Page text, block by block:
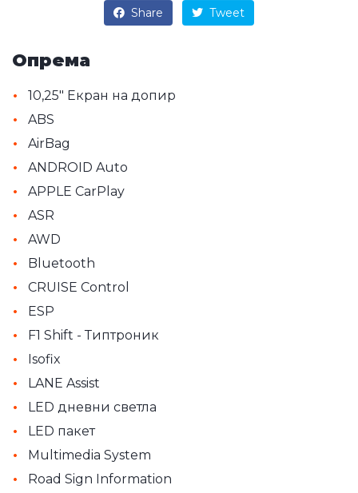
Share Tweet
Опрема
• 10,25" Екран на допир
• ABS
• AirBag
• ANDROID Auto
• APPLE CarPlay
• ASR
• AWD
• Bluetooth
• CRUISE Control
• ESP
• F1 Shift - Типтроник
• Isofix
• LANE Assist
• LED дневни светла
• LED пакет
• Multimedia System
• Road Sign Information